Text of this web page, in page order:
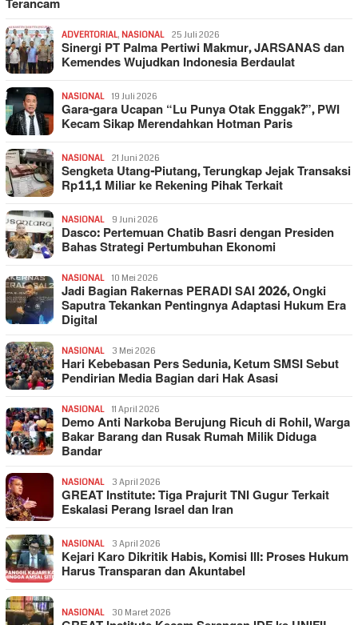
ADVERTORIAL, NASIONAL 25 Juli 2026
Sinergi PT Palma Pertiwi Makmur, JARSANAS dan
Kemendes Wujudkan Indonesia Berdaulat
NASIONAL 19 Juli 2026
Gara-gara Ucapan “Lu Punya Otak Enggak?”, PWI
Kecam Sikap Merendahkan Hotman Paris
NASIONAL 21 Juni 2026
Sengketa Utang-Piutang, Terungkap Jejak Transaksi
Rp11,1 Miliar ke Rekening Pihak Terkait
NASIONAL 9 Juni 2026
Dasco: Pertemuan Chatib Basri dengan Presiden
Bahas Strategi Pertumbuhan Ekonomi
NASIONAL 10 Mei 2026
Jadi Bagian Rakernas PERADI SAI 2026, Ongki
Saputra Tekankan Pentingnya Adaptasi Hukum Era
Digital
NASIONAL 3 Mei 2026
Hari Kebebasan Pers Sedunia, Ketum SMSI Sebut
Pendirian Media Bagian dari Hak Asasi
NASIONAL 11 April 2026
Demo Anti Narkoba Berujung Ricuh di Rohil, Warga
Bakar Barang dan Rusak Rumah Milik Diduga
Bandar
NASIONAL 3 April 2026
GREAT Institute: Tiga Prajurit TNI Gugur Terkait
Eskalasi Perang Israel dan Iran
NASIONAL 3 April 2026
Kejari Karo Dikritik Habis, Komisi III: Proses Hukum
Harus Transparan dan Akuntabel
NASIONAL 30 Maret 2026